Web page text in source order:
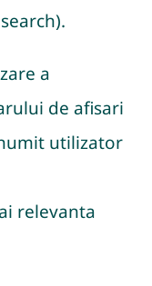
a
de afisari
utilizator
relevanta